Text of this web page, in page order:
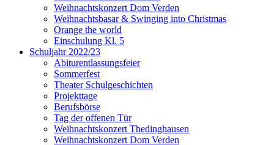
Weihnachtskonzert Dom Verden
Weihnachtsbasar & Swinging into Christmas
Orange the world
Einschulung Kl. 5
Schuljahr 2022/23
Abiturentlassungsfeier
Sommerfest
Theater Schulgeschichten
Projekttage
Berufsbörse
Tag der offenen Tür
Weihnachtskonzert Thedinghausen
Weihnachtskonzert Dom Verden